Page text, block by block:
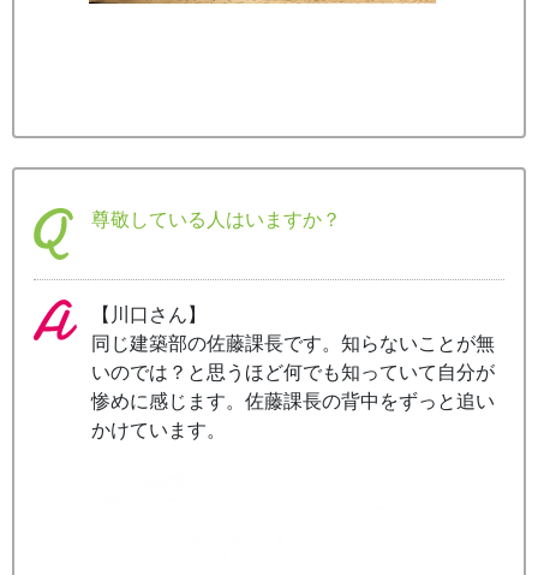
尊敬している人はいますか？
【川口さん】
同じ建築部の佐藤課長です。知らないことが無
いのでは？と思うほど何でも知っていて自分が
惨めに感じます。佐藤課長の背中をずっと追い
かけています。